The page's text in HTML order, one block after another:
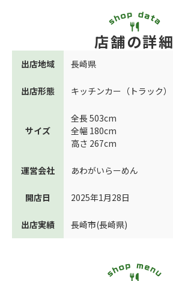
店舗の詳細
出店地域 長崎県
出店形態 キッチンカー（トラック）
サイズ
全長 503cm
全幅 180cm
高さ 267cm
運営会社 あわがいらーめん
開店日 2025年1月28日
出店実績 長崎市(長崎県)